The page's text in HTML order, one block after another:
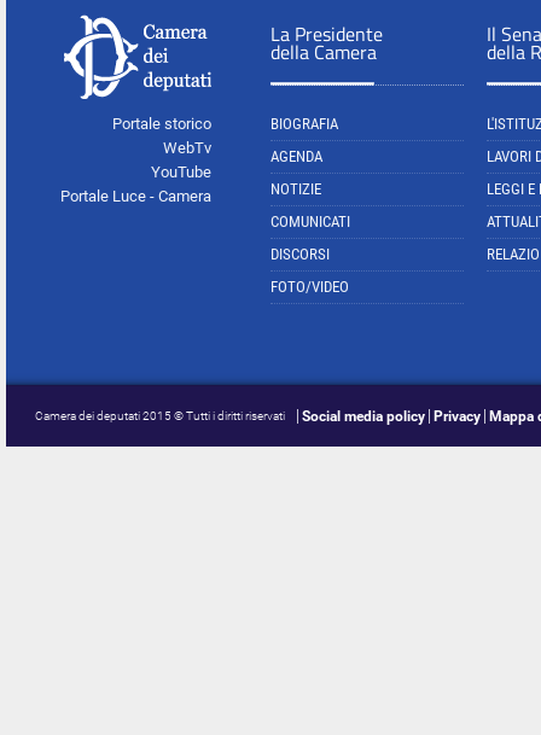
Portale storico
WebTv
YouTube
Portale Luce - Camera
La Presidente
della Camera
BIOGRAFIA
AGENDA
NOTIZIE
COMUNICATI
DISCORSI
FOTO/VIDEO
Il
della
LAVORI
LEGGI E
Camera dei deputati 2015 © Tutti i diritti riservati Social media policy Privacy Mappa